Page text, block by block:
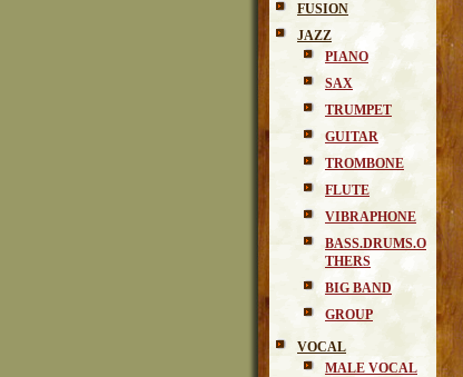
FUSION
JAZZ
PIANO
SAX
TRUMPET
GUITAR
TROMBONE
FLUTE
VIBRAPHONE
BASS.DRUMS.O
THERS
BIG BAND
GROUP
VOCAL
MALE VOCAL